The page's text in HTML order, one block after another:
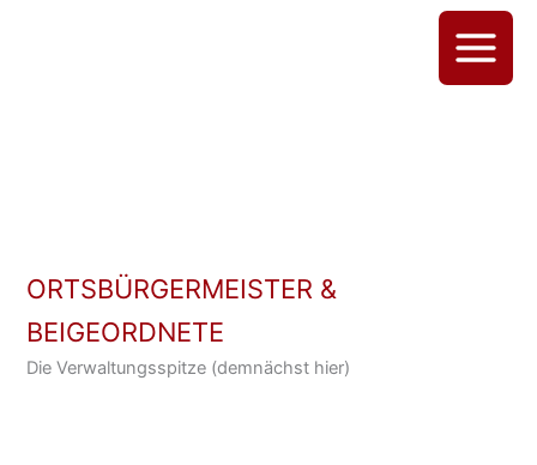
Main
ORTSBÜRGERMEISTER &
BEIGEORDNETE
Die Verwaltungsspitze (demnächst hier)